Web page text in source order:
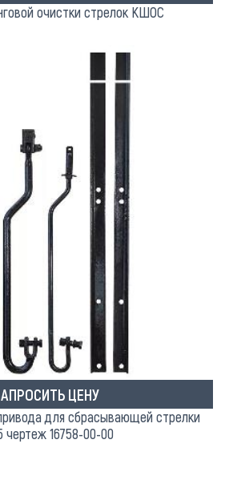
очистки стрелок КШОС
ЦЕНУ
для сбрасывающей стрелки
чертеж 16758-00-00